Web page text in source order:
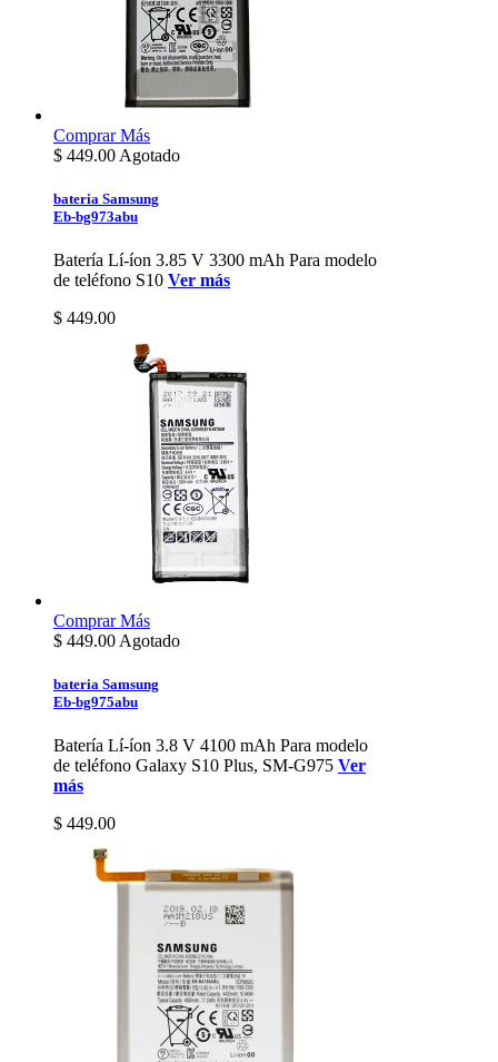
ComprarMás
$ 449.00 Agotado
bateria Samsung
Eb-bg973abu
Batería Lí-íon 3.85 V 3300 mAh Para modelo
de teléfono S10 Ver más
$ 449.00
ComprarMás
$ 449.00 Agotado
bateria Samsung
Eb-bg975abu
Batería Lí-íon 3.8 V 4100 mAh Para modelo
de teléfono Galaxy S10 Plus, SM-G975 Ver
más
$ 449.00